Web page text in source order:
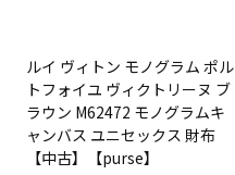
ルイ ヴィトン モノグラム ポル
トフォイユ ヴィクトリーヌ ブ
ラウン M62472 モノグラムキ
ャンバス ユニセックス 財布
【中古】【purse】